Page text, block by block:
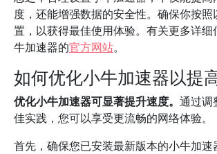
度，还能增强数据的安全性。确保你按
置，以获得最佳使用体验。有关更多详
牛加速器的官方网站。
如何优化小牛加速器以提
优化小牛加速器可显著提升速度。 通过调
佳实践，您可以享受更流畅的网络体验。
首先，确保您已安装最新版本的小牛加速